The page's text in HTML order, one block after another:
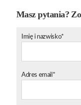
Masz pytania?
Imię i nazwisko*
Adres email*